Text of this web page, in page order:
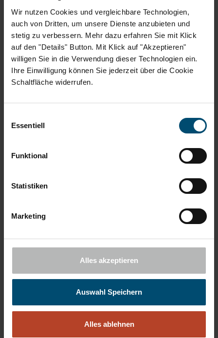
Wir nutzen Cookies und vergleichbare Technologien,
auch von Dritten, um unsere Dienste anzubieten und
stetig zu verbessern. Mehr dazu erfahren Sie mit Klick
auf den "Details" Button. Mit Klick auf "Akzeptieren"
willigen Sie in die Verwendung dieser Technologien ein.
Ihre Einwilligung können Sie jederzeit über die Cookie
Schaltfläche widerrufen.
Essentiell
Funktional
Statistiken
Marketing
Alles akzeptieren
Auswahl Speichern
Alles ablehnen
Mit Kompetenz verantwortungsvoll
handeln
Wir leben eine Vertrauenskultur zwischen Kunde und Bank, die auf
Kompetenz, Verantwortungsbewusstsein und Authentizität basiert.
Wir bleiben fachlich auf dem neuesten Stand und setzen unsere
umfassende Finanzmarkt-Kompetenz dafür ein, das Vermögen
unserer Kunden verantwortungsvoll und nach fest vereinbarten
Wertgrundsätzen zu entwickeln. Langfristig, sicher, ehrlich und
Reihenfolge gehen wir vor, um erfolgreich zu sein. Für Sie, für uns
und die Gesellschaft im Ganzen.